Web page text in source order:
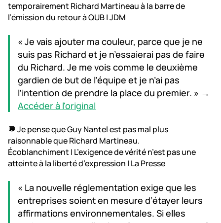
temporairement Richard Martineau à la barre de
l’émission du retour à QUB | JDM
« Je vais ajouter ma couleur, parce que je ne
suis pas Richard et je n’essaierai pas de faire
du Richard. Je me vois comme le deuxième
gardien de but de l’équipe et je n’ai pas
l’intention de prendre la place du premier. » →
Accéder à l'original
💬 Je pense que Guy Nantel est pas mal plus
raisonnable que Richard Martineau.
Écoblanchiment | L’exigence de vérité n’est pas une
atteinte à la liberté d’expression | La Presse
« La nouvelle réglementation exige que les
entreprises soient en mesure d’étayer leurs
affirmations environnementales. Si elles